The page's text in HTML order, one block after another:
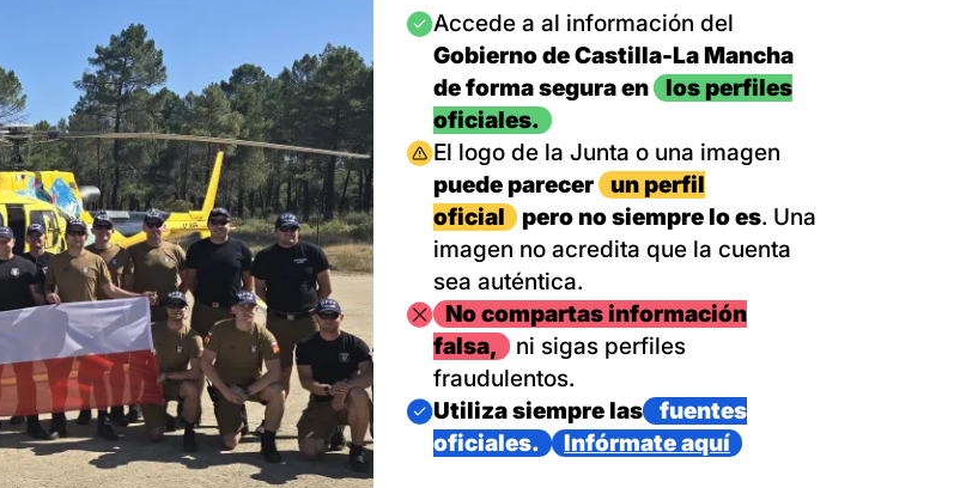
Imagen
Accede a al información del
Gobierno de Castilla-La Mancha
de forma segura en
los perfiles
oficiales.
Imagen
El logo de la Junta o una imagen
puede parecer
un perfil
oficial
pero no siempre lo es. Una
imagen no acredita que la cuenta
sea auténtica.
ImagenNo compartas información
falsa,
ni sigas perfiles
fraudulentos.
Imagen
Utiliza siempre las
fuentes
oficiales.
Infórmate aquí